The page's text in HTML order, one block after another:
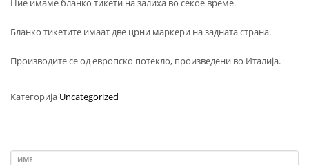
Ние имаме бланко тикети на залиха во секое време.
Бланко тикетите имаат две црни маркери на задната страна.
Производите се од европско потекло, произведени во Италија.
Категорија Uncategorized
ИМЕ